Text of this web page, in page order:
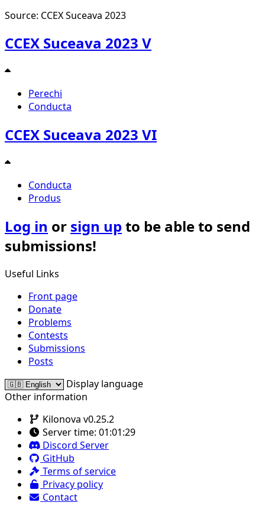
Source: CCEX Suceava 2023
CCEX Suceava 2023 V
Perechi
Conducta
CCEX Suceava 2023 VI
Conducta
Produs
Log in or sign upto be able to send
submissions!
Useful Links
Front page
Donate
Problems
Contests
Submissions
Posts
Display language
Other information
Kilonova v0.25.2
Server time: 01:01:29
Discord Server
GitHub
Terms of service
Privacy policy
Contact